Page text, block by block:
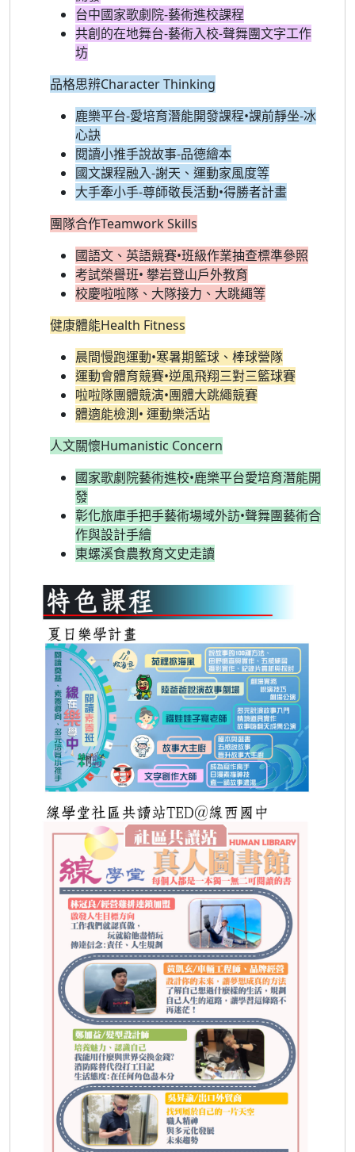
台中國家歌劇院-藝術進校課程
共創的在地舞台-藝術入校-聲舞團文字工作
坊
品格思辨Character Thinking
鹿樂平台-愛培育潛能開發課程•課前靜坐-冰
心訣
閱讀小推手說故事-品德繪本
國文課程融入-謝天、運動家風度等
大手牽小手-尊師敬長活動•得勝者計畫
團隊合作Teamwork Skills
國語文、英語競賽•班級作業抽查標準參照
考試榮譽班• 攀岩登山戶外教育
校慶啦啦隊、大隊接力、大跳繩等
健康體能Health Fitness
晨間慢跑運動•寒暑期籃球、棒球營隊
運動會體育競賽•逆風飛翔三對三籃球賽
啦啦隊團體競演•團體大跳繩競賽
體適能檢測• 運動樂活站
人文關懷Humanistic Concern
國家歌劇院藝術進校•鹿樂平台愛培育潛能開
發
彰化旅庫手把手藝術場域外訪•聲舞團藝術合
作與設計手繪
東螺溪食農教育文史走讀